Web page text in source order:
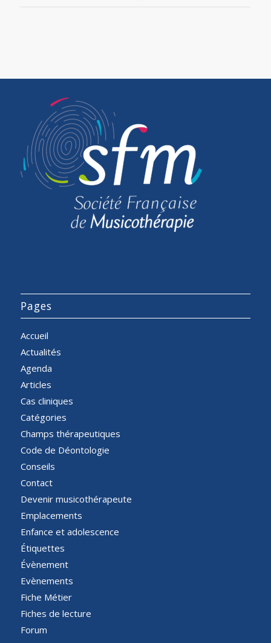
Pages
Accueil
Actualités
Agenda
Articles
Cas cliniques
Catégories
Champs thérapeutiques
Code de Déontologie
Conseils
Contact
Devenir musicothérapeute
Emplacements
Enfance et adolescence
Étiquettes
Évènement
Evènements
Fiche Métier
Fiches de lecture
Forum